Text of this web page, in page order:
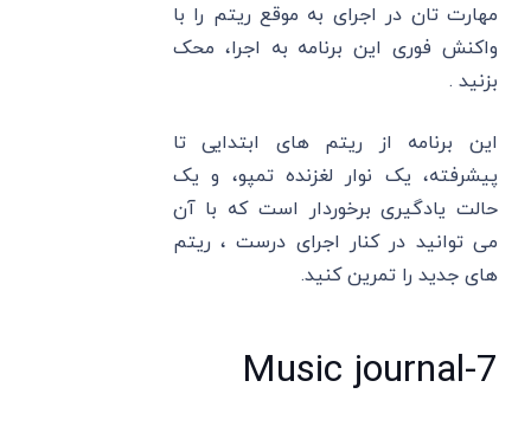
مهارت تان در اجرای به موقع ریتم را با
واکنش فوری این برنامه به اجرا، محک
بزنید .
این برنامه از ریتم های ابتدایی تا
پیشرفته، یک نوار لغزنده تمپو، و یک
حالت یادگیری برخوردار است که با آن
می توانید در کنار اجرای درست ، ریتم
های جدید را تمرین کنید.
7-Music journal